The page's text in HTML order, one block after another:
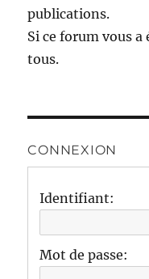
publications.
Si ce forum vous
tous.
CONNEXION
Identifiant:
Mot de passe: